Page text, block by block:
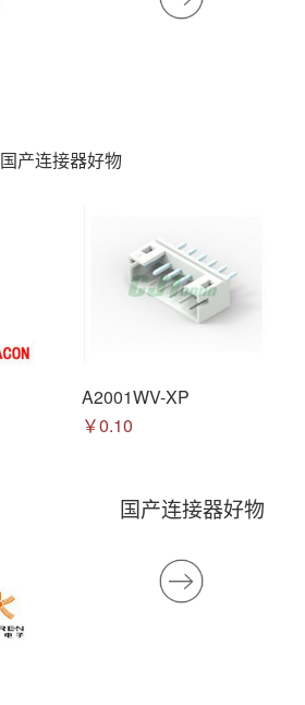
国产连接器好物
A2001WV-XP
￥0.10
国产连接器好物